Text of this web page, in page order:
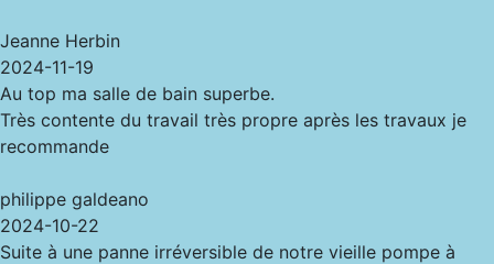
Jeanne Herbin
2024-11-19
Au top ma salle de bain superbe.
Très contente du travail très propre après les travaux je
recommande
philippe galdeano
2024-10-22
Suite à une panne irréversible de notre vieille pompe à